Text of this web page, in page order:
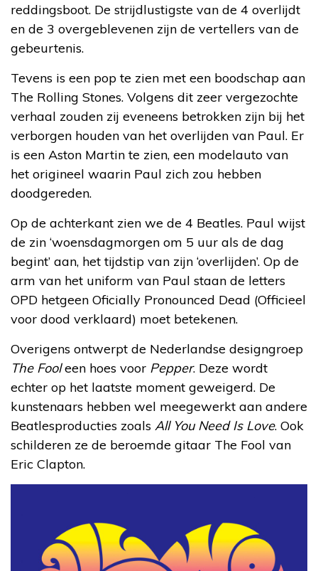
reddingsboot. De strijdlustigste van de 4 overlijdt
en de 3 overgeblevenen zijn de vertellers van de
gebeurtenis.
Tevens is een pop te zien met een boodschap aan
The Rolling Stones. Volgens dit zeer vergezochte
verhaal zouden zij eveneens betrokken zijn bij het
verborgen houden van het overlijden van Paul. Er
is een Aston Martin te zien, een modelauto van
het origineel waarin Paul zich zou hebben
doodgereden.
Op de achterkant zien we de 4 Beatles. Paul wijst
de zin ‘woensdagmorgen om 5 uur als de dag
begint’ aan, het tijdstip van zijn ‘overlijden’. Op de
arm van het uniform van Paul staan de letters
OPD hetgeen Oficially Pronounced Dead (Officieel
voor dood verklaard) moet betekenen.
Overigens ontwerpt de Nederlandse designgroep
The Fooleen hoes voor Pepper. Deze wordt
echter op het laatste moment geweigerd. De
kunstenaars hebben wel meegewerkt aan andere
Beatlesproducties zoals All You Need Is Love. Ook
schilderen ze de beroemde gitaar The Fool van
Eric Clapton.